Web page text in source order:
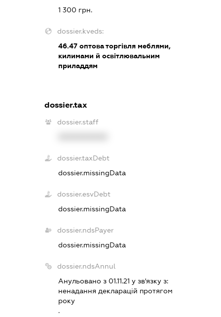
1 300 грн.
dossier.kveds:
46.47 оптова торгівля меблями,
килимами й освітлювальним
приладдям
dossier.tax
dossier.staff
dossier.taxDebt
dossier.missingData
dossier.esvDebt
dossier.missingData
dossier.ndsPayer
dossier.missingData
dossier.ndsAnnul
Анульовано з 01.11.21 у зв'язку з:
ненадання декларацiй протягом
року
.